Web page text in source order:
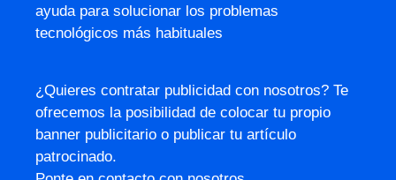
ayuda para solucionar los problemas
tecnológicos más habituales
¿Quieres contratar publicidad con nosotros? Te
ofrecemos la posibilidad de colocar tu propio
banner publicitario o publicar tu artículo
patrocinado.